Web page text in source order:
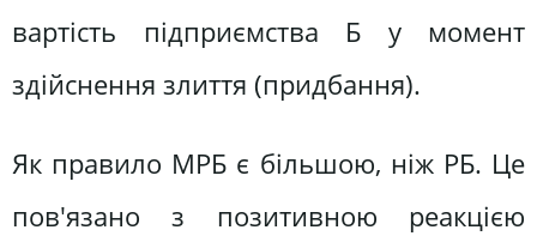
вартість підприємства Б у момент
здійснення злиття (придбання).
Як правило МРБ є більшою, ніж РБ. Це
пов'язано з позитивною реакцією